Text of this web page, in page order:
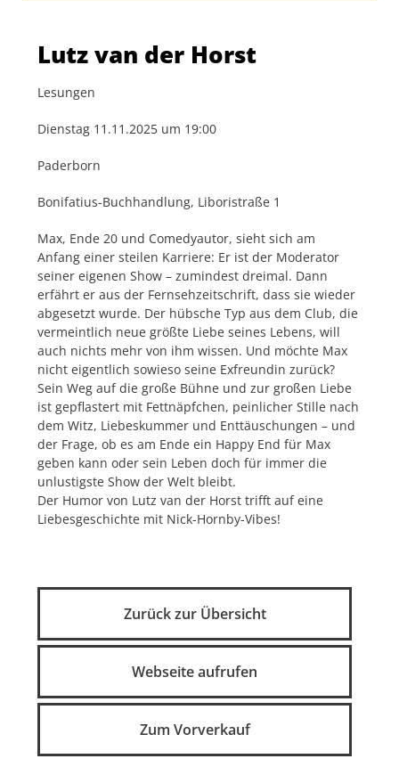
Lutz van der Horst
Lesungen
Dienstag 11.11.2025 um 19:00
Paderborn
Bonifatius-Buchhandlung, Liboristraße 1
Max, Ende 20 und Comedyautor, sieht sich am
Anfang einer steilen Karriere: Er ist der Moderator
seiner eigenen Show – zumindest dreimal. Dann
erfährt er aus der Fernsehzeitschrift, dass sie wieder
abgesetzt wurde. Der hübsche Typ aus dem Club, die
vermeintlich neue größte Liebe seines Lebens, will
auch nichts mehr von ihm wissen. Und möchte Max
nicht eigentlich sowieso seine Exfreundin zurück?
Sein Weg auf die große Bühne und zur großen Liebe
ist gepflastert mit Fettnäpfchen, peinlicher Stille nach
dem Witz, Liebeskummer und Enttäuschungen – und
der Frage, ob es am Ende ein Happy End für Max
geben kann oder sein Leben doch für immer die
unlustigste Show der Welt bleibt.
Der Humor von Lutz van der Horst trifft auf eine
Liebesgeschichte mit Nick-Hornby-Vibes!
Zurück zur Übersicht
Webseite aufrufen
Zum Vorverkauf